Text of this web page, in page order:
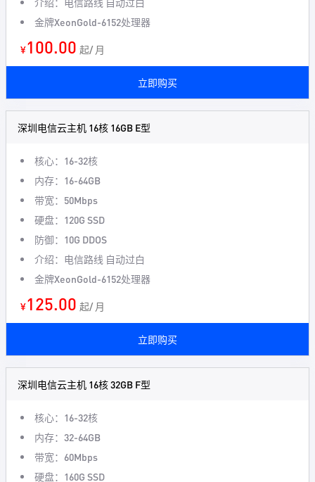
金牌XeonGold-6152处理器
¥100.00 起/ 月
立即购买
深圳电信云主机 16核 16GB E型
核心：16-32核
内存：16-64GB
带宽：50Mbps
硬盘：120G SSD
防御：10G DDOS
介绍：电信路线 自动过白
金牌XeonGold-6152处理器
¥125.00 起/ 月
立即购买
深圳电信云主机 16核 32GB F型
核心：16-32核
内存：32-64GB
带宽：60Mbps
硬盘：160G SSD